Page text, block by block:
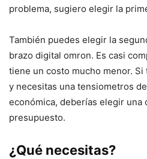
problema, sugiero elegir la
También puedes elegir la
brazo digital omron. Es casi
tiene un costo mucho menor.
y necesitas una tensiometros
económica, deberías elegir una
presupuesto.
¿Qué necesitas?